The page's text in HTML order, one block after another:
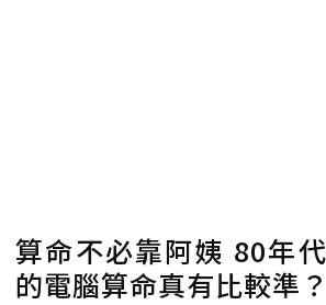
算命不必靠阿姨 80年
的電腦算命真有比較準？